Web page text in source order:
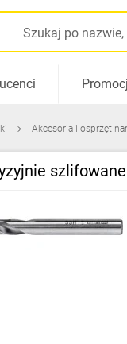
Akcesoria i osprzęt